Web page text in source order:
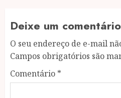
Deixe um comentário
O seu endereço de e-mail
Campos obrigatórios são
Comentário *